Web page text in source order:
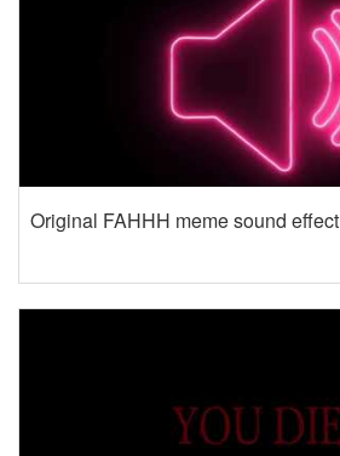
Original FAHHH meme sound effect